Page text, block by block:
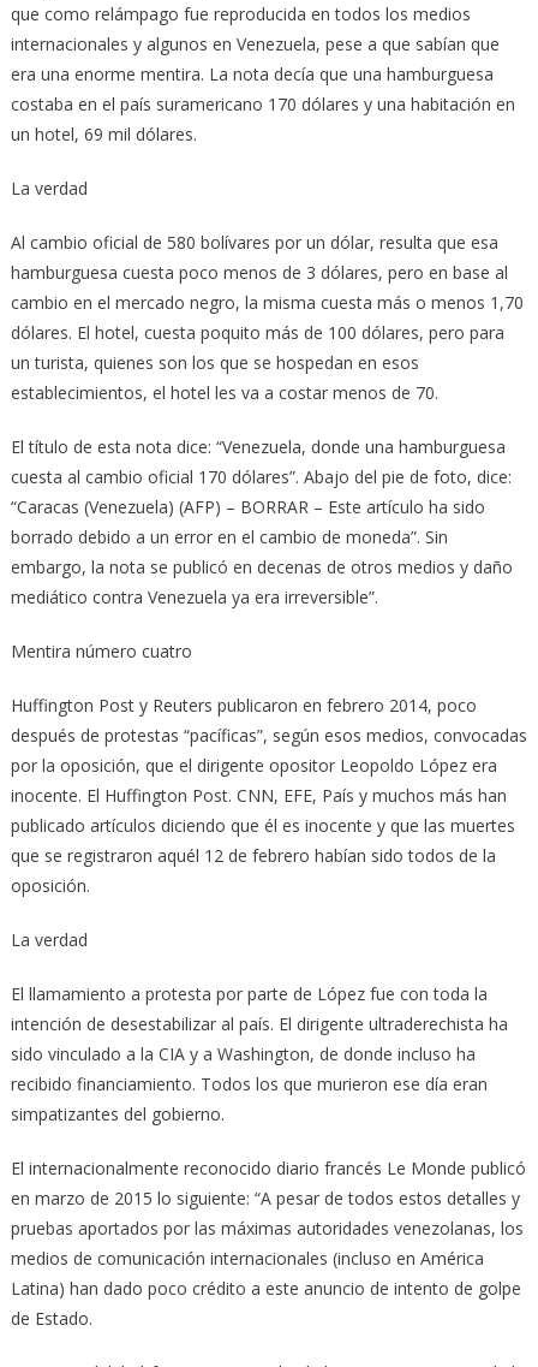
que como relámpago fue reproducida en todos los medios
internacionales y algunos en Venezuela, pese a que sabían que
era una enorme mentira. La nota decía que una hamburguesa
costaba en el país suramericano 170 dólares y una habitación en
un hotel, 69 mil dólares.
La verdad
Al cambio oficial de 580 bolívares por un dólar, resulta que esa
hamburguesa cuesta poco menos de 3 dólares, pero en base al
cambio en el mercado negro, la misma cuesta más o menos 1,70
dólares. El hotel, cuesta poquito más de 100 dólares, pero para
un turista, quienes son los que se hospedan en esos
establecimientos, el hotel les va a costar menos de 70.
El título de esta nota dice: “Venezuela, donde una hamburguesa
cuesta al cambio oficial 170 dólares”. Abajo del pie de foto, dice:
“Caracas (Venezuela) (AFP) – BORRAR – Este artículo ha sido
borrado debido a un error en el cambio de moneda”. Sin
embargo, la nota se publicó en decenas de otros medios y daño
mediático contra Venezuela ya era irreversible”.
Mentira número cuatro
Huffington Post y Reuters publicaron en febrero 2014, poco
después de protestas “pacíficas”, según esos medios, convocadas
por la oposición, que el dirigente opositor Leopoldo López era
inocente. El Huffington Post. CNN, EFE, País y muchos más han
publicado artículos diciendo que él es inocente y que las muertes
que se registraron aquél 12 de febrero habían sido todos de la
oposición.
La verdad
El llamamiento a protesta por parte de López fue con toda la
intención de desestabilizar al país. El dirigente ultraderechista ha
sido vinculado a la CIA y a Washington, de donde incluso ha
recibido financiamiento. Todos los que murieron ese día eran
simpatizantes del gobierno.
El internacionalmente reconocido diario francés Le Monde publicó
en marzo de 2015 lo siguiente: “A pesar de todos estos detalles y
pruebas aportados por las máximas autoridades venezolanas, los
medios de comunicación internacionales (incluso en América
Latina) han dado poco crédito a este anuncio de intento de golpe
de Estado.